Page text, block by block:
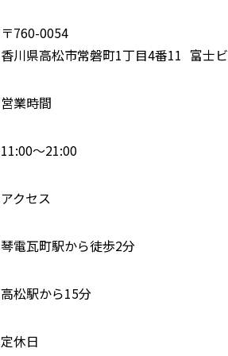
〒760-0054
香川県高松市常磐町1丁目4番11 富士
営業時間
11:00～21:00
アクセス
琴電瓦町駅から徒歩2分
高松駅から15分
定休日